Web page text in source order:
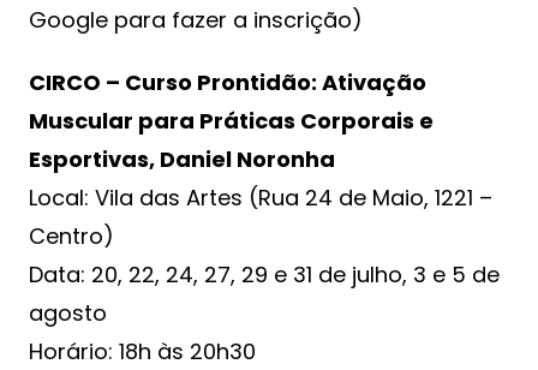
Google para fazer a inscrição)
CIRCO – Curso Prontidão: Ativação
Muscular para Práticas Corporais e
Esportivas, Daniel Noronha
Local: Vila das Artes (Rua 24 de Maio, 1221 –
Centro)
Data: 20, 22, 24, 27, 29 e 31 de julho, 3 e 5 de
agosto
Horário: 18h às 20h30